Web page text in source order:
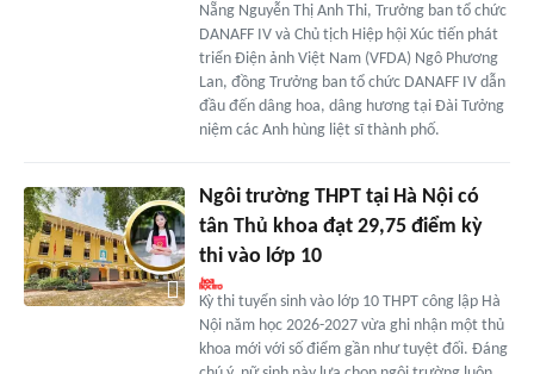
Nẵng Nguyễn Thị Anh Thi, Trưởng ban tổ chức
DANAFF IV và Chủ tịch Hiệp hội Xúc tiến phát
triển Điện ảnh Việt Nam (VFDA) Ngô Phương
Lan, đồng Trưởng ban tổ chức DANAFF IV dẫn
đầu đến dâng hoa, dâng hương tại Đài Tưởng
niệm các Anh hùng liệt sĩ thành phố.
Ngôi trường THPT tại Hà Nội có
tân Thủ khoa đạt 29,75 điểm kỳ
thi vào lớp 10
Kỳ thi tuyển sinh vào lớp 10 THPT công lập Hà
Nội năm học 2026-2027 vừa ghi nhận một thủ
khoa mới với số điểm gần như tuyệt đối. Đáng